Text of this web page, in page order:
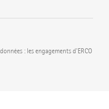
: les engagements d'ERCO